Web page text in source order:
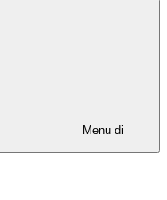
Menu di